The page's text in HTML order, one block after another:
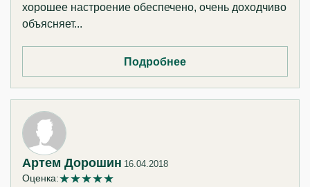
хорошее настроение обеспечено, очень доходчиво
объясняет...
Подробнее
Артем Дорошин 16.04.2018
Оценка:★★★★★